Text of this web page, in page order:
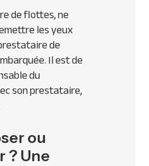
de flottes, ne
les yeux
de
Il est de
du
son prestataire,
ou
? Une